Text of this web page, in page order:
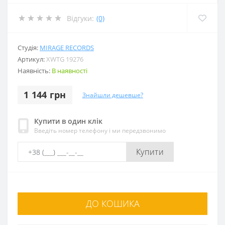
Відгуки: (0)
Студія: MIRAGE RECORDS
Артикул:XWTG 19276
Наявність: В наявності
1 144 грн Знайшли дешевше?
Купити в один клік
Введіть номер телефону і ми передзвонимо
Купити
ДО КОШИКА